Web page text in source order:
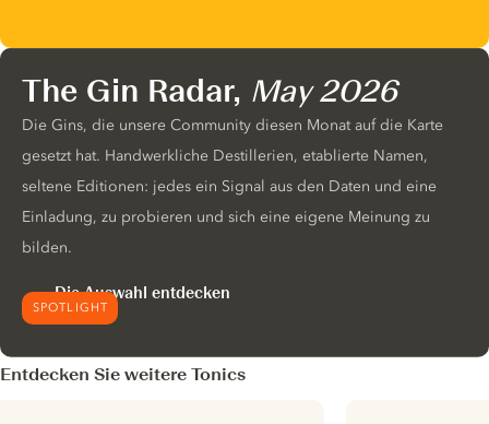
SPOTLIGHT
The Gin Radar, May 2026
Die Gins, die unsere Community diesen Monat auf die Karte
gesetzt hat. Handwerkliche Destillerien, etablierte Namen,
seltene Editionen: jedes ein Signal aus den Daten und eine
Einladung, zu probieren und sich eine eigene Meinung zu
bilden.
Die Auswahl entdecken
Entdecken Sie weitere Tonics